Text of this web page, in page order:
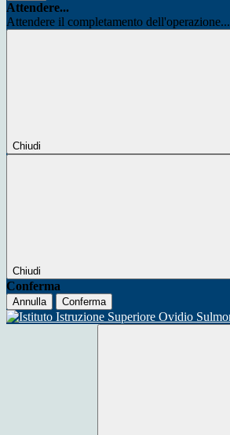
Attendere...
Attendere il completamento dell'operazione...
Chiudi
Chiudi
Conferma
Annulla Conferma